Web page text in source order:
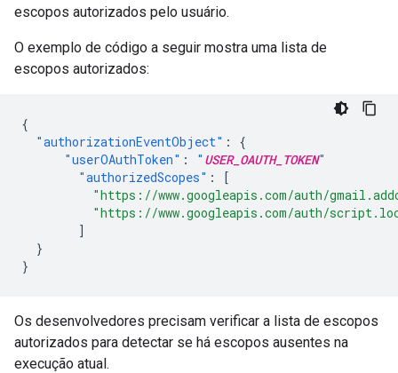
escopos autorizados pelo usuário.
O exemplo de código a seguir mostra uma lista de
escopos autorizados:
{
"authorizationEventObject" :
{
"userOAuthToken" : " USER_OAUTH_TOKEN"
"authorizedScopes" :
[
"https://www.googleapis.com/auth/
"https://www.googleapis.com/auth/
]
}
}
Os desenvolvedores precisam verificar a lista de escopos
autorizados para detectar se há escopos ausentes na
execução atual.